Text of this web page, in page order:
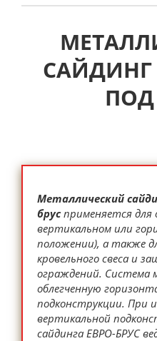
САЙДИНГ
ПОД
Металлический
брусприменяется для
вертикальном или
положении), а также
кровельного свеса и
ограждений. Система
облегченную
подконструкции. При
вертикальной
сайдинга ЕВРО-БРУС